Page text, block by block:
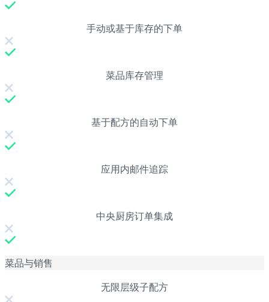
手动或基于库存的下单
菜品库存管理
基于配方的自动下单
应用内邮件追踪
中央厨房订单集成
菜品与销售
无限层级子配方